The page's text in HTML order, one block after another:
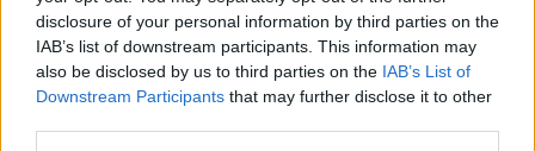
disclosure of your personal information by third parties on the
IAB’s list of downstream participants. This information may
also be disclosed by us to third parties on the IAB’s List of
Downstream Participants that may further disclose it to other
Regisztráció
Tea